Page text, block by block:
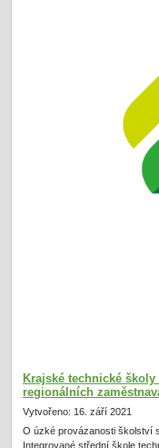
Krajské technické
regionálních
Vytvořeno: 16. září 2021
O úzké provázanosti školství
Integrované střední škole